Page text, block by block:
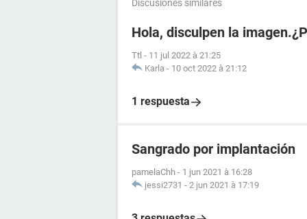
Discusiones similares
Hola, disculpen la
Ttl - 11 jul 2022 à 21:25
Karla - 10 oct 2022 à 21:12
1 respuesta
Sangrado por implantación
pamelaChh - 1 jun 2021 à 16:28
jessi2731 - 2 jun 2021 à 17:19